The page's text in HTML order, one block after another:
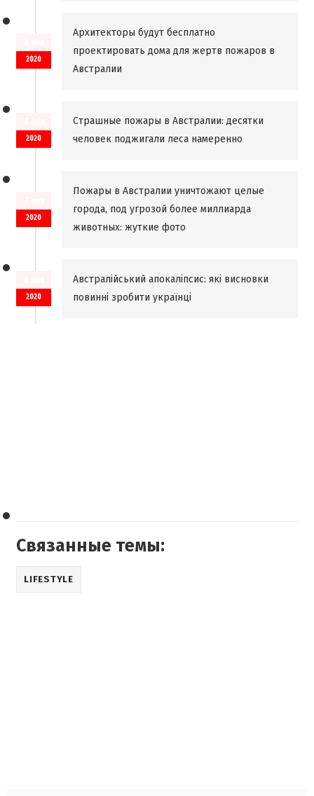
2020
Архитекторы будут бесплатно
проектировать дома для жертв пожаров в
Австралии
2020
Страшные пожары в Австралии: десятки
человек поджигали леса намеренно
2020
Пожары в Австралии уничтожают целые
города, под угрозой более миллиарда
животных: жуткие фото
2020
Австралійський апокаліпсис: які висновки
повинні зробити українці
Связанные темы:
LIFESTYLE